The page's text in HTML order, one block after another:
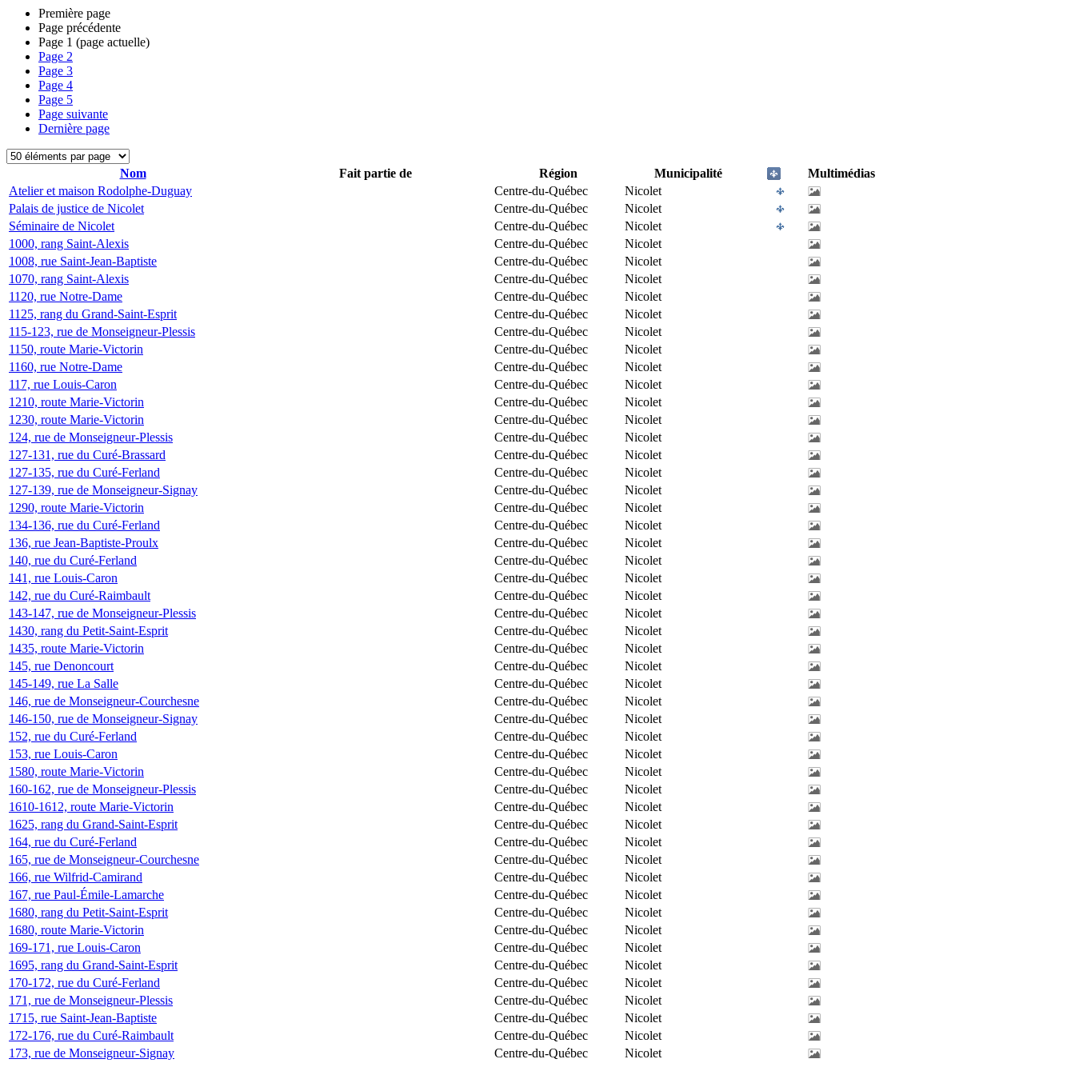
Première page
Page précédente
Page 1 (page actuelle)
Page 2
Page 3
Page 4
Page 5
Page suivante
Dernière page
Nom Fait partie de Région Municipalité
Multimédias
Atelier et maison Rodolphe-Duguay
Centre-du-Québec
Nicolet
Palais de justice de Nicolet
Centre-du-Québec
Nicolet
Séminaire de Nicolet
Centre-du-Québec
Nicolet
1000, rang Saint-Alexis
Centre-du-Québec
Nicolet
1008, rue Saint-Jean-Baptiste
Centre-du-Québec
Nicolet
1070, rang Saint-Alexis
Centre-du-Québec
Nicolet
1120, rue Notre-Dame
Centre-du-Québec
Nicolet
1125, rang du Grand-Saint-Esprit
Centre-du-Québec
Nicolet
115-123, rue de Monseigneur-Plessis
Centre-du-Québec
Nicolet
1150, route Marie-Victorin
Centre-du-Québec
Nicolet
1160, rue Notre-Dame
Centre-du-Québec
Nicolet
117, rue Louis-Caron
Centre-du-Québec
Nicolet
1210, route Marie-Victorin
Centre-du-Québec
Nicolet
1230, route Marie-Victorin
Centre-du-Québec
Nicolet
124, rue de Monseigneur-Plessis
Centre-du-Québec
Nicolet
127-131, rue du Curé-Brassard
Centre-du-Québec
Nicolet
127-135, rue du Curé-Ferland
Centre-du-Québec
Nicolet
127-139, rue de Monseigneur-Signay
Centre-du-Québec
Nicolet
1290, route Marie-Victorin
Centre-du-Québec
Nicolet
134-136, rue du Curé-Ferland
Centre-du-Québec
Nicolet
136, rue Jean-Baptiste-Proulx
Centre-du-Québec
Nicolet
140, rue du Curé-Ferland
Centre-du-Québec
Nicolet
141, rue Louis-Caron
Centre-du-Québec
Nicolet
142, rue du Curé-Raimbault
Centre-du-Québec
Nicolet
143-147, rue de Monseigneur-Plessis
Centre-du-Québec
Nicolet
1430, rang du Petit-Saint-Esprit
Centre-du-Québec
Nicolet
1435, route Marie-Victorin
Centre-du-Québec
Nicolet
145, rue Denoncourt
Centre-du-Québec
Nicolet
145-149, rue La Salle
Centre-du-Québec
Nicolet
146, rue de Monseigneur-Courchesne
Centre-du-Québec
Nicolet
146-150, rue de Monseigneur-Signay
Centre-du-Québec
Nicolet
152, rue du Curé-Ferland
Centre-du-Québec
Nicolet
153, rue Louis-Caron
Centre-du-Québec
Nicolet
1580, route Marie-Victorin
Centre-du-Québec
Nicolet
160-162, rue de Monseigneur-Plessis
Centre-du-Québec
Nicolet
1610-1612, route Marie-Victorin
Centre-du-Québec
Nicolet
1625, rang du Grand-Saint-Esprit
Centre-du-Québec
Nicolet
164, rue du Curé-Ferland
Centre-du-Québec
Nicolet
165, rue de Monseigneur-Courchesne
Centre-du-Québec
Nicolet
166, rue Wilfrid-Camirand
Centre-du-Québec
Nicolet
167, rue Paul-Émile-Lamarche
Centre-du-Québec
Nicolet
1680, rang du Petit-Saint-Esprit
Centre-du-Québec
Nicolet
1680, route Marie-Victorin
Centre-du-Québec
Nicolet
169-171, rue Louis-Caron
Centre-du-Québec
Nicolet
1695, rang du Grand-Saint-Esprit
Centre-du-Québec
Nicolet
170-172, rue du Curé-Ferland
Centre-du-Québec
Nicolet
171, rue de Monseigneur-Plessis
Centre-du-Québec
Nicolet
1715, rue Saint-Jean-Baptiste
Centre-du-Québec
Nicolet
172-176, rue du Curé-Raimbault
Centre-du-Québec
Nicolet
173, rue de Monseigneur-Signay
Centre-du-Québec Nicolet